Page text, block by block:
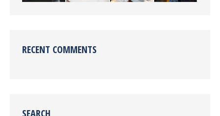
RECENT COMMENTS